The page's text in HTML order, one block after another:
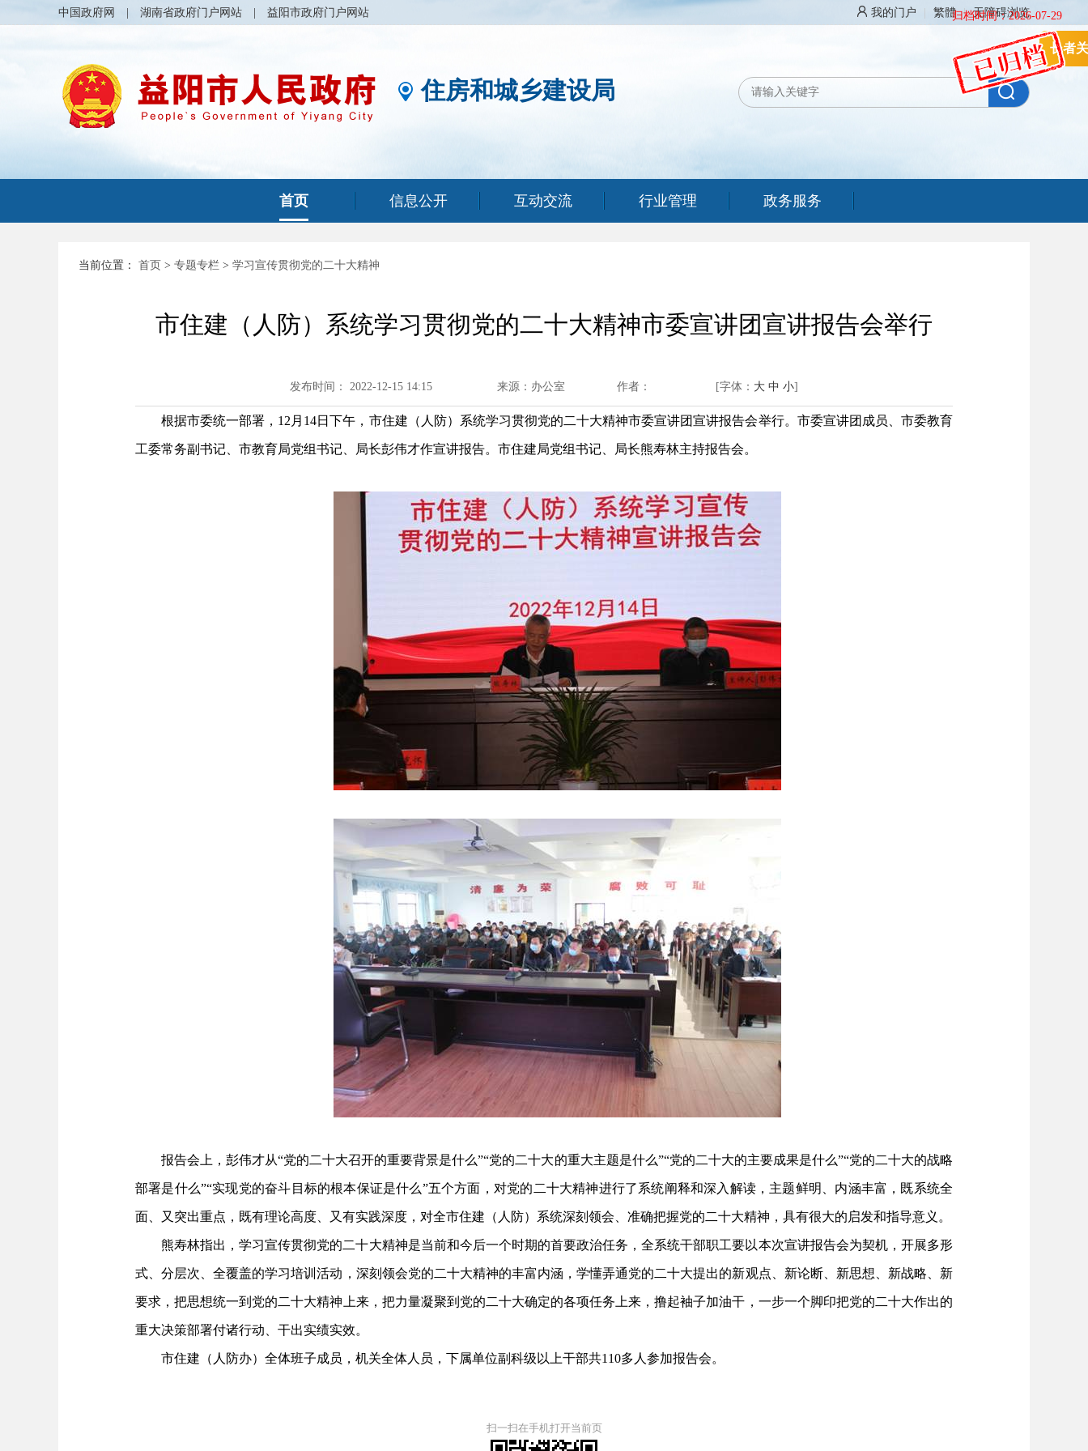
归档时间：2026-07-29
中国政府网 湖南省政府门户网站 益阳市政府门户网站 我的门户 繁體 | 无障碍浏览
长者
住房和城乡建设局
首页 信息公开 互动交流 行业管理 政务服务
当前位置： 首页 > 专题专栏 > 学习宣传贯彻党的二十大精神
市住建（人防）系统学习贯彻党的二十大精神市委宣讲团宣讲报告会举行
发布时间： 2022-12-15 14:15 来源：办公室 作者： [字体： 大 中 小]
根据市委统一部署，12月14日下午，市住建（人防）系统学习贯彻党的二十大精神市委宣讲团宣讲报告会举行。市委宣讲团成员、市委教育
工委常务副书记、市教育局党组书记、局长彭伟才作宣讲报告。市住建局党组书记、局长熊寿林主持报告会。
报告会上，彭伟才从“党的二十大召开的重要背景是什么”“党的二十大的重大主题是什么”“党的二十大的主要成果是什么”“党的二十大的战略
部署是什么”“实现党的奋斗目标的根本保证是什么”五个方面，对党的二十大精神进行了系统阐释和深入解读，主题鲜明、内涵丰富，既系统全
面、又突出重点，既有理论高度、又有实践深度，对全市住建（人防）系统深刻领会、准确把握党的二十大精神，具有很大的启发和指导意义。
熊寿林指出，学习宣传贯彻党的二十大精神是当前和今后一个时期的首要政治任务，全系统干部职工要以本次宣讲报告会为契机，开展多形
式、分层次、全覆盖的学习培训活动，深刻领会党的二十大精神的丰富内涵，学懂弄通党的二十大提出的新观点、新论断、新思想、新战略、新
要求，把思想统一到党的二十大精神上来，把力量凝聚到党的二十大确定的各项任务上来，撸起袖子加油干，一步一个脚印把党的二十大作出的
重大决策部署付诸行动、干出实绩实效。
市住建（人防办）全体班子成员，机关全体人员，下属单位副科级以上干部共110多人参加报告会。
扫一扫在手机打开当前页